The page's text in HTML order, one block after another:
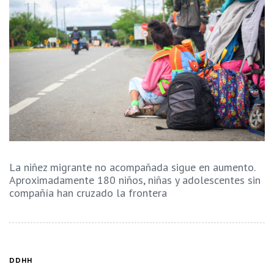
La niñez migrante no acompañada sigue en aumento.
Aproximadamente 180 niños, niñas y adolescentes sin
compañía han cruzado la frontera
DDHH